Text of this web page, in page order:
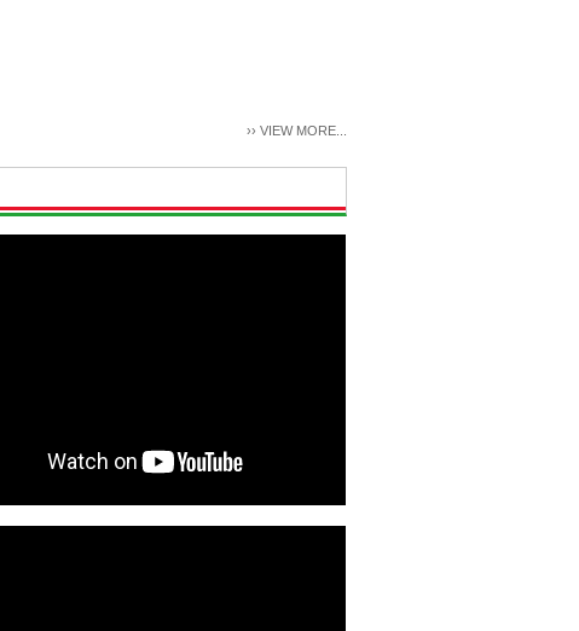
›› VIEW MORE...